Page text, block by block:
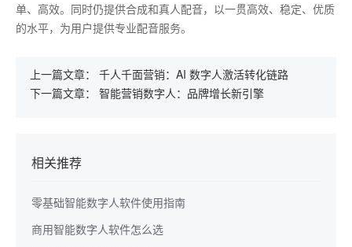
单、高效。同时仍提供合成和真人配音，以一贯高效、稳定、优质
的水平，为用户提供专业配音服务。
上一篇文章： 千人千面营销：AI 数字人激活转化链路
下一篇文章： 智能营销数字人：品牌增长新引擎
相关推荐
零基础智能数字人软件使用指南
商用智能数字人软件怎么选